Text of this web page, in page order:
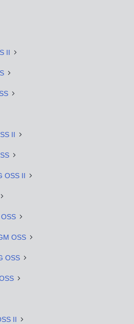
II
II
OSS II
OSS
OSS
II